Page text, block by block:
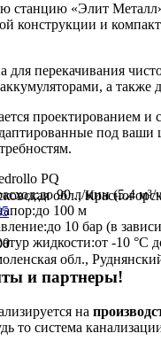
станцию «Элит
конструкции и
для перекачивания
а
проектированием
под ваши
PQ
до 90 л/мин (5.4 м³/
до 100 м
до 10 бар (в
жидкости:от -10 °C
и партнеры!
на
то система
обл.,
обл.,